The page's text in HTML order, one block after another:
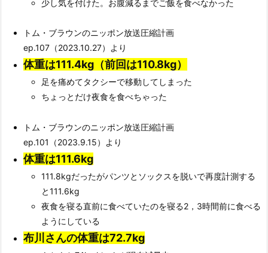
少し気を付けた。お腹減るまでご飯を食べなかった
トム・ブラウンのニッポン放送圧縮計画
ep.107（2023.10.27）より
体重は111.4kg（前回は110.8kg）
足を痛めてタクシーで移動してしまった
ちょっとだけ夜食を食べちゃった
トム・ブラウンのニッポン放送圧縮計画
ep.101（2023.9.15）より
体重は111.6kg
111.8kgだったがパンツとソックスを脱いで再度計測する
と111.6kg
夜食を寝る直前に食べていたのを寝る2，3時間前に食べる
ようにしている
布川さんの体重は72.7kg